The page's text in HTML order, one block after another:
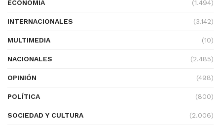
ECONOMÍA (1.494)
INTERNACIONALES (3.142)
MULTIMEDIA (10)
NACIONALES (2.485)
OPINIÓN (498)
POLÍTICA (800)
SOCIEDAD Y CULTURA (2.006)